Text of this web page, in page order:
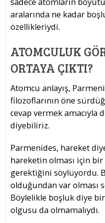
aralarında ne kadar
özellikleriydi.
ATOMCULUK
ORTAYA ÇIKTI?
Atomcu anlayış,
filozoflarının öne
cevap vermek amacıyla
diyebiliriz.
Parmenides, hareket
hareketin olması için
gerektiğini söylüyordu.
olduğundan var olması
Böylelikle boşluk diye
olgusu da olmamalıydı.